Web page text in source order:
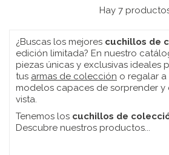
Hay 7
¿Buscas los mejores cuchillos de
edición limitada? En nuestro
piezas únicas y exclusivas ideales
tus armas de colección o regalar
modelos capaces de sorprender y
vista.
Tenemos los cuchillos de
Descubre nuestros productos...